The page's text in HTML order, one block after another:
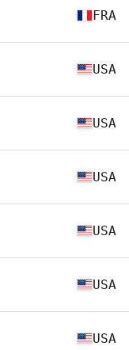
FRA
USA
USA
USA
USA
USA
USA